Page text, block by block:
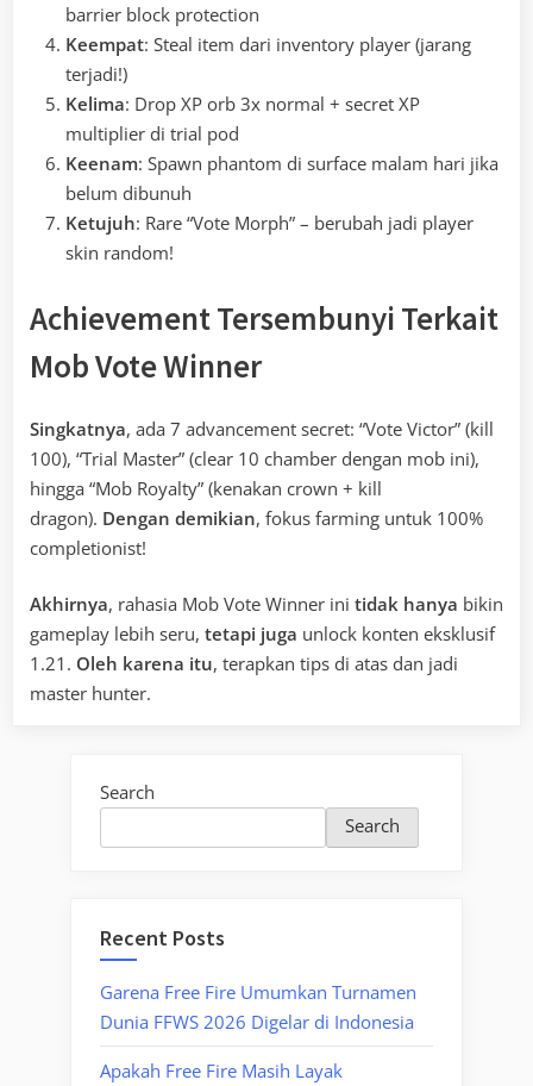
barrier block protection
Keempat: Steal item dari inventory player (jarang
terjadi!)
Kelima: Drop XP orb 3x normal + secret XP
multiplier di trial pod
Keenam: Spawn phantom di surface malam hari jika
belum dibunuh
Ketujuh: Rare “Vote Morph” – berubah jadi player
skin random!
Achievement Tersembunyi Terkait
Mob Vote Winner
Singkatnya, ada 7 advancement secret: “Vote Victor” (kill
100), “Trial Master” (clear 10 chamber dengan mob ini),
hingga “Mob Royalty” (kenakan crown + kill
dragon). Dengan demikian, fokus farming untuk 100%
completionist!
Akhirnya, rahasia Mob Vote Winner ini tidak hanya bikin
gameplay lebih seru, tetapi juga unlock konten eksklusif
1.21. Oleh karena itu, terapkan tips di atas dan jadi
master hunter.
Search
Search
Recent Posts
Garena Free Fire Umumkan Turnamen
Dunia FFWS 2026 Digelar di Indonesia
Apakah Free Fire Masih Layak